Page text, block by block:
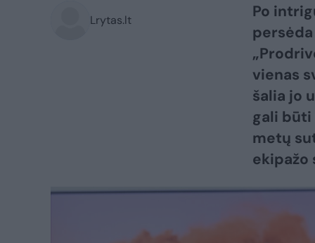
Lrytas.lt
Po
vienas
šalia jo
gali būti
metų
ekipažo